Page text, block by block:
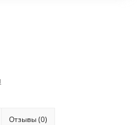
Отзывы (0)